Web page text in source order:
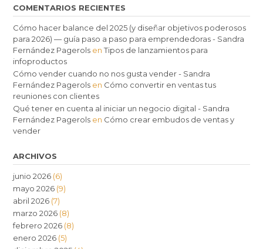
COMENTARIOS RECIENTES
Cómo hacer balance del 2025 (y diseñar objetivos poderosos
para 2026) — guía paso a paso para emprendedoras - Sandra
Fernández Pagerols enTipos de lanzamientos para
infoproductos
Cómo vender cuando no nos gusta vender - Sandra
Fernández Pagerols en Cómo convertir en ventas tus
reuniones con clientes
Qué tener en cuenta al iniciar un negocio digital - Sandra
Fernández Pagerols en Cómo crear embudos de ventas y
vender
ARCHIVOS
junio 2026 (6)
mayo 2026 (9)
abril 2026 (7)
marzo 2026 (8)
febrero 2026 (8)
enero 2026 (5)